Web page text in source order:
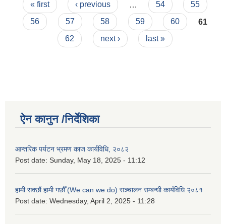
Pages
« first ‹ previous 54
55
56
57 58 59 60
61
62
next › last »
ऐन कानुन /निर्देशिका
आन्तरिक पर्यटन भ्रमण काज कार्यविधि, २०८२
Post date: Sunday, May 18, 2025 - 11:12
हामी सक्छौं हामी गछौँ (We can we do) सञ्चालन सम्बन्धी कार्यविधि २०८१
Post date: Wednesday, April 2, 2025 - 11:28